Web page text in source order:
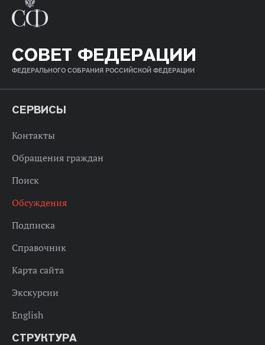
СОВЕТ ФЕДЕРАЦИИ
ФЕДЕРАЛЬНОГО СОБРАНИЯ РОССИЙСКОЙ ФЕДЕРАЦИИ
СЕРВИСЫ
Контакты
Обращения граждан
Поиск
Обсуждения
Подписка
Справочник
Карта сайта
Экскурсии
English
СТРУКТУРА